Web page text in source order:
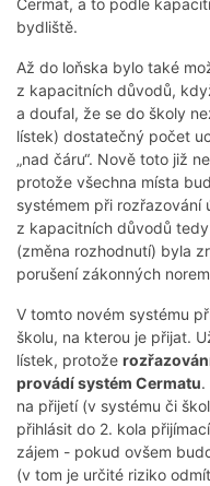
Cermat, a to podle
bydliště.
Až do loňska bylo také
z kapacitních důvodů,
a doufal, že se do školy
lístek) dostatečný počet
„nad čáru“. Nově toto již
protože všechna místa
systémem při rozřazování
z kapacitních důvodů
(změna rozhodnutí) byla
porušení zákonných
V tomto novém systému
školu, na kterou je přijat.
lístek, protože
provádí systém Cermatu.
na přijetí (v systému či
přihlásit do 2. kola
zájem - pokud ovšem
(v tom je určité riziko